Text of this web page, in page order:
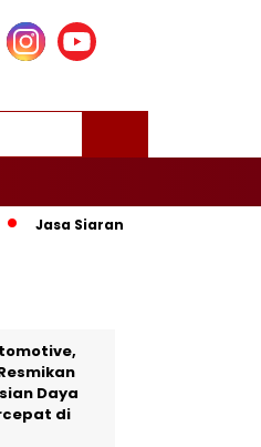
Siaran Pers Persriliscom
Daya
di